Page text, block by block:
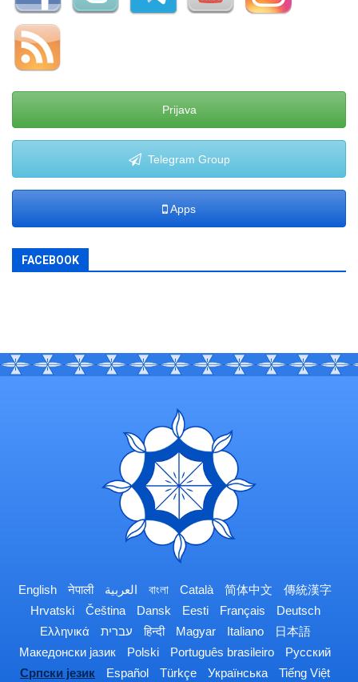
Prijava
Telegram Group
Apps
FACEBOOK
English नेपाली العربية বাংলা Català 简体中文
傳統漢字
Hrvatski
Čeština Dansk Eesti Français
Deutsch
Ελληνικά
עברית हिन्दी Magyar Italiano
日本語
Македонски јазик
Polski Português brasileiro
Русский
Српски језик
Español Türkçe Українська Tiếng Việt